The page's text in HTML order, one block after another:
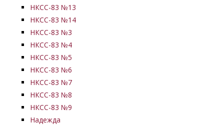
НКСС-83 №13
НКСС-83 №14
НКСС-83 №3
НКСС-83 №4
НКСС-83 №5
НКСС-83 №6
НКСС-83 №7
НКСС-83 №8
НКСС-83 №9
Надежда